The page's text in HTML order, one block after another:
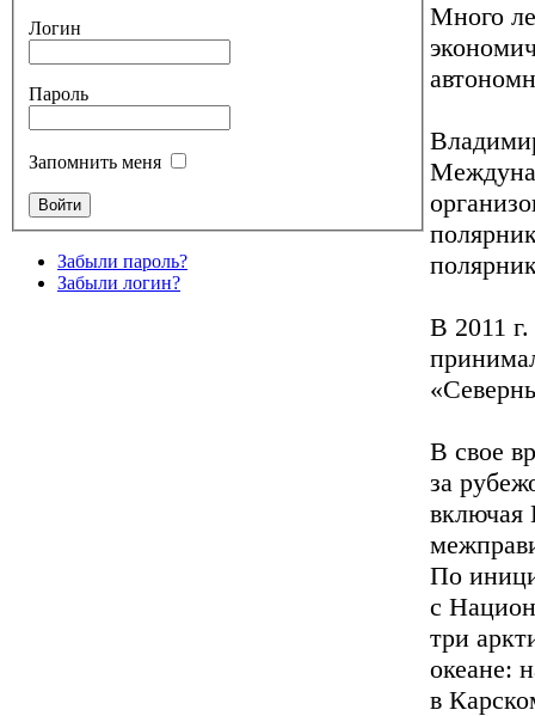
Логин
Пароль
Запомнить меня
Забыли пароль?
Забыли логин?
Много
В 2011 г.
В свое
за
включая
По
с
три
океане:
в